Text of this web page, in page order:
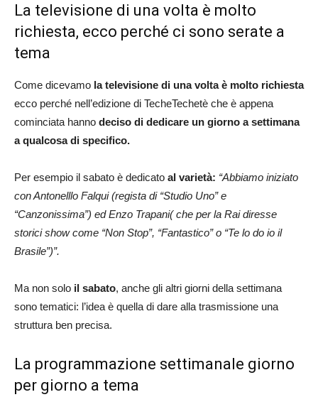
La televisione di una volta è molto
richiesta, ecco perché ci sono serate a
tema
Come dicevamo la televisione di una volta è molto richiesta
ecco perché nell’edizione di TecheTechetè che è appena
cominciata hanno deciso di dedicare un giorno a settimana
a qualcosa di specifico.
Per esempio il sabato è dedicato al varietà: “Abbiamo iniziato
con Antonelllo Falqui (regista di “Studio Uno” e
“Canzonissima”) ed Enzo Trapani( che per la Rai diresse
storici show come “Non Stop”, “Fantastico” o “Te lo do io il
Brasile”)”.
Ma non solo il sabato, anche gli altri giorni della settimana
sono tematici: l’idea è quella di dare alla trasmissione una
struttura ben precisa.
La programmazione settimanale giorno
per giorno a tema